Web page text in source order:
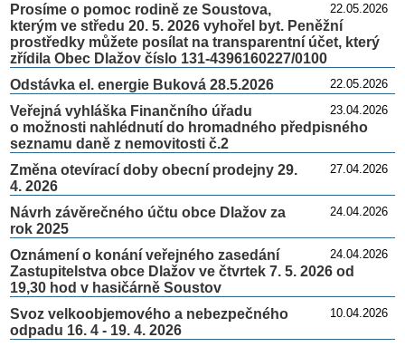
22.05.2026
Prosíme o pomoc rodině ze Soustova,
kterým ve středu 20. 5. 2026 vyhořel byt. Peněžní
prostředky můžete posílat na transparentní účet, který
zřídila Obec Dlažov číslo 131-4396160227/0100
22.05.2026
Odstávka el. energie Buková 28.5.2026
23.04.2026
Veřejná vyhláška Finančního úřadu
o možnosti nahlédnutí do hromadného předpisného
seznamu daně z nemovitosti č.2
27.04.2026
Změna otevírací doby obecní prodejny 29.
4. 2026
24.04.2026
Návrh závěrečného účtu obce Dlažov za
rok 2025
24.04.2026
Oznámení o konání veřejného zasedání
Zastupitelstva obce Dlažov ve čtvrtek 7. 5. 2026 od
19,30 hod v hasičárně Soustov
10.04.2026
Svoz velkoobjemového a nebezpečného
odpadu 16. 4 - 19. 4. 2026